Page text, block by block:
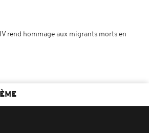
rend hommage aux migrants morts en